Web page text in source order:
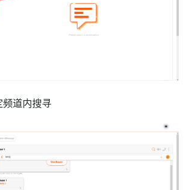
频道内搜寻